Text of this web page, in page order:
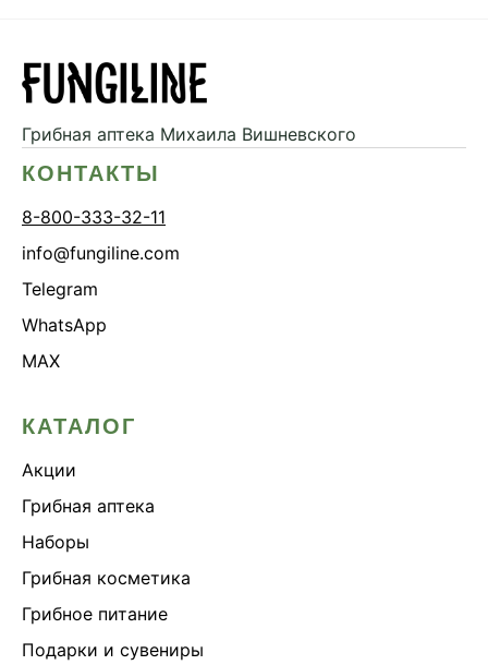
Грибная аптека Михаила Вишневского
КОНТАКТЫ
8-800-333-32-11
info@fungiline.com
Telegram
WhatsApp
MAX
КАТАЛОГ
Акции
Грибная аптека
Наборы
Грибная косметика
Грибное питание
Подарки и сувениры